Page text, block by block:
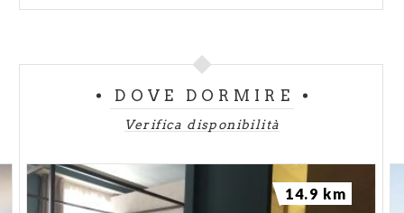
DOVE DORMIRE
Verifica disponibilità
14.9 km